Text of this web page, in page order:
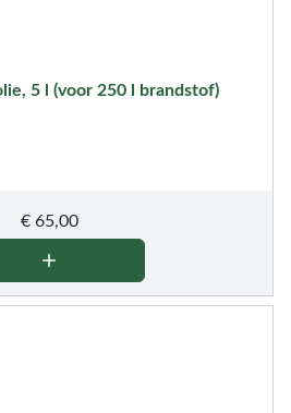
5 l (voor 250 l brandstof)
€65,00